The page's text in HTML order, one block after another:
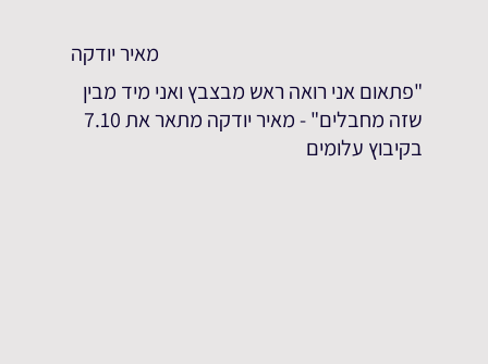
מאיר יודקה
"פתאום אני רואה ראש מבצבץ ואני מיד מבין
שזה מחבלים" - מאיר יודקה מתאר את 7.10
בקיבוץ עלומים